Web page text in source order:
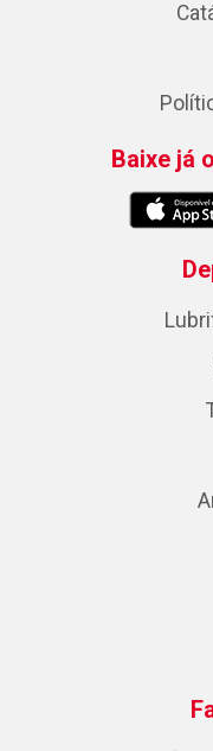
Baixe já